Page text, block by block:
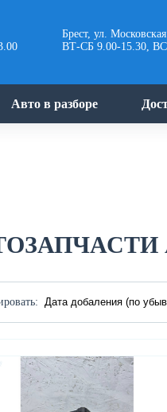
Брест, ул.
ВТ-СБ 9.00-15.30,
Авто в разборе